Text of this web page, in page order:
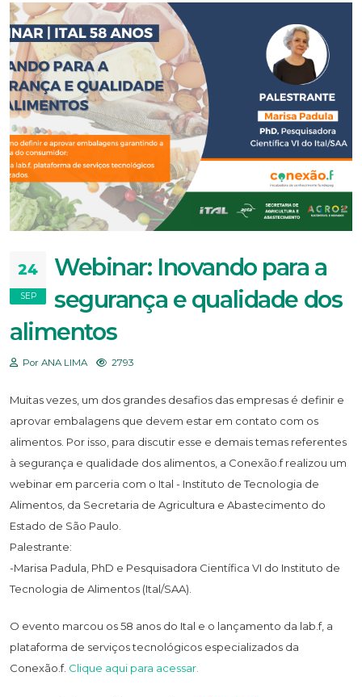
24
SEP
Webinar: Inovando para a
segurança e qualidade dos
alimentos
Por ANA LIMA 2793
Muitas vezes, um dos grandes desafios das empresas é definir e
aprovar embalagens que devem estar em contato com os
alimentos. Por isso, para discutir esse e demais temas referentes
à segurança e qualidade dos alimentos, a Conexão.f realizou um
webinar em parceria com o Ital - Instituto de Tecnologia de
Alimentos, da Secretaria de Agricultura e Abastecimento do
Estado de São Paulo.
Palestrante:
-Marisa Padula, PhD e Pesquisadora Científica VI do Instituto de
Tecnologia de Alimentos (Ital/SAA).
O evento marcou os 58 anos do Ital e o lançamento da lab.f, a
plataforma de serviços tecnológicos especializados da
Conexão.f. Clique aqui para acessar.